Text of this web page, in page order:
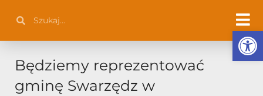
treści
Będziemy reprezentować
gminę Swarzędz w